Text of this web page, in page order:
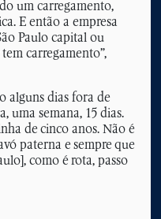
um carregamento,
E então a empresa
Paulo capital ou
carregamento”,
alguns dias fora de
uma semana, 15 dias.
de cinco anos. Não é
paterna e sempre que
como é rota, passo